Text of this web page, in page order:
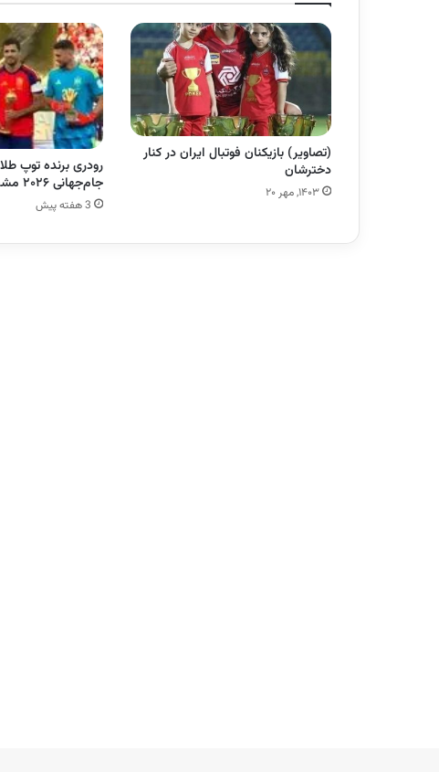
(تصاویر) بازیکنان فوتبال ایران در کنار
دخترشان
۱۴۰۳, مهر ۲۰
رودری برنده توپ
جام‌جهانی ۲۰۲۶ مشخص شدند
3 هفته پیش